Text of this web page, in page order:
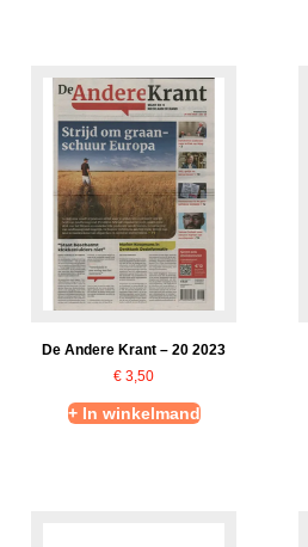
De Andere Krant – 20 2023
€ 3,50
+ In winkelmand